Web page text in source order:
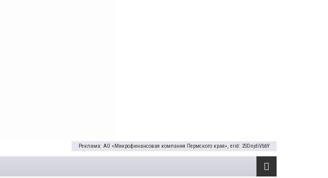
Реклама: АО «Микрофинансовая компания Пермского края», erid: 2SDnjdiVbbY